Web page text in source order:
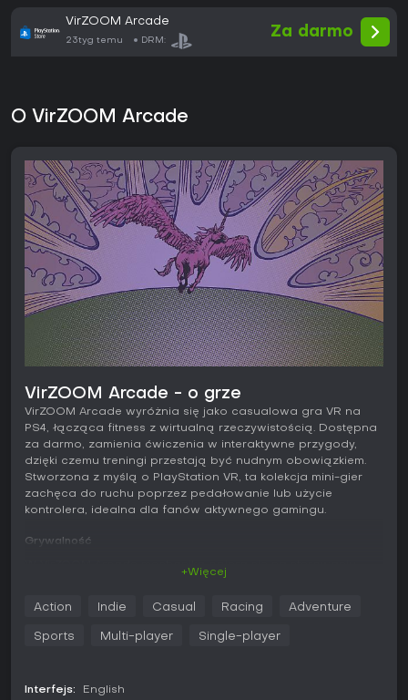
VirZOOM Arcade
23tyg temu DRM:
Za darmo
O VirZOOM Arcade
VirZOOM Arcade - o grze
VirZOOM Arcade wyróżnia się jako casualowa gra VR na
PS4, łącząca fitness z wirtualną rzeczywistością. Dostępna
za darmo, zamienia ćwiczenia w interaktywne przygody,
dzięki czemu treningi przestają być nudnym obowiązkiem.
Stworzona z myślą o PlayStation VR, ta kolekcja mini-gier
zachęca do ruchu poprzez pedałowanie lub użycie
kontrolera, idealna dla fanów aktywnego gamingu.
Grywalność
ruchem, zsynchronizowanym z twoimi fizycznymi akcjami.
rowerku VirZOOM lub symulując ruch kontrolerem DualShock
4. Do wyboru masz m.in. prowadzenie bolidu wyścigowego,
dopasowując wirtualne ruchy do rzeczywistych, co
+Więcej
Action Indie Casual Racing Adventure
Sports Multi-player Single-player
Interfejs: English